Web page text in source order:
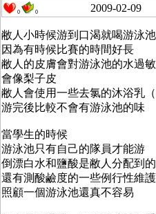
0 0 2009-02-09
敝人小時候游到口渴就喝游泳
因為有時候比賽的時間好長
敝人的皮膚會對游泳池的水過敏
會像梨子皮
敝人會使用一些去氯的沐浴乳（
游完後比較不會有游泳池的味
當學生的時候
游泳池只有自己的隊員才能游
倒漂白水和鹽酸是敝人分配到
還有測酸鹼度的一些例行性維
照顧一個游泳池還真不容易